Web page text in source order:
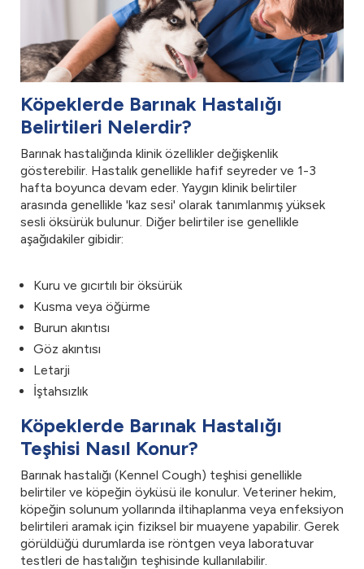
Köpeklerde Barınak Hastalığı
Belirtileri Nelerdir?
Barınak hastalığında klinik özellikler değişkenlik
gösterebilir. Hastalık genellikle hafif seyreder ve 1-3
hafta boyunca devam eder. Yaygın klinik belirtiler
arasında genellikle 'kaz sesi' olarak tanımlanmış yüksek
sesli öksürük bulunur. Diğer belirtiler ise genellikle
aşağıdakiler gibidir:
Kuru ve gıcırtılı bir öksürük
Kusma veya öğürme
Burun akıntısı
Göz akıntısı
Letarji
İştahsızlık
Köpeklerde Barınak Hastalığı
Teşhisi Nasıl Konur?
Barınak hastalığı (Kennel Cough) teşhisi genellikle
belirtiler ve köpeğin öyküsü ile konulur. Veteriner hekim,
köpeğin solunum yollarında iltihaplanma veya enfeksiyon
belirtileri aramak için fiziksel bir muayene yapabilir. Gerek
görüldüğü durumlarda ise röntgen veya laboratuvar
testleri de hastalığın teşhisinde kullanılabilir.